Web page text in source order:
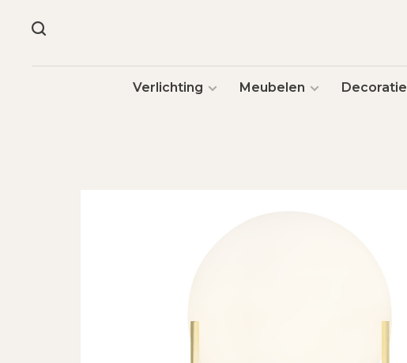
Verlichting Meubelen Decoratie